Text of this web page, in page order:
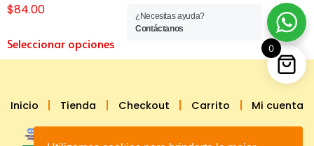
$84.00
Seleccionar opciones
Inicio Tienda Checkout Carrito Mi cuenta
¿Necesitas ayuda?
Contáctanos
0